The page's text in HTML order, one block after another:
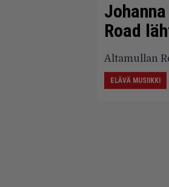
Road
Altamullan
ELÄVÄ MUSIIKKI